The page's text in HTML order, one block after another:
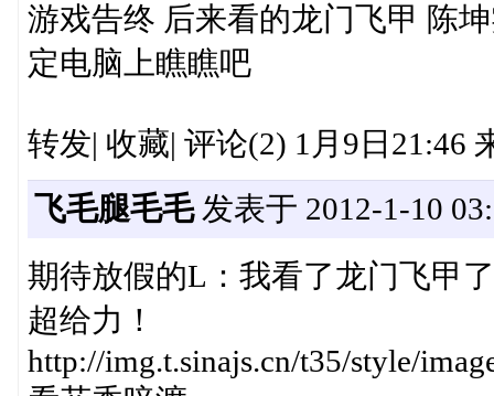
游戏告终 后来看的龙门飞甲 陈
定电脑上瞧瞧吧
转发| 收藏| 评论(2) 1月9日21:46
飞毛腿毛毛发表于 2012-1-10
期待放假的L：我看了龙门飞甲
超给力！
http://img.t.sinajs.cn/t35/style/